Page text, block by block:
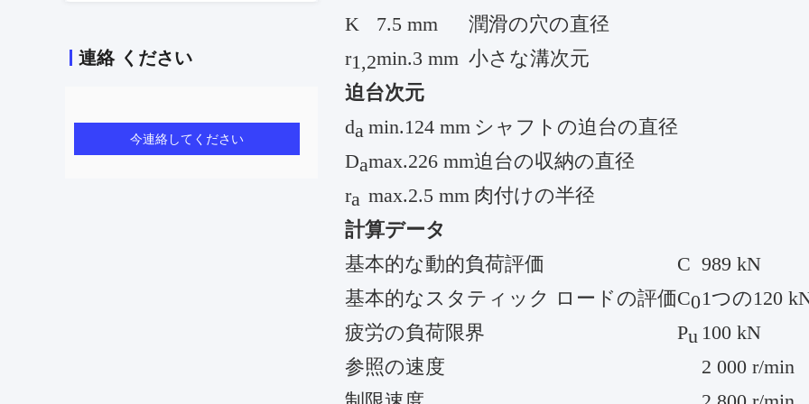
連絡 ください
今連絡してください
K
7.5 mm
潤滑の穴の直径
r1,2min.3 mm 小さな溝次元
迫台次元
da min.124 mm シャフトの迫台の直径
Damax.226 mm迫台の収納の直径
ra max.2.5 mm 肉付けの半径
計算データ
基本的な動的負荷評価
C 989 kN
基本的なスタティック ロードの評価C01つの120
疲労の負荷限界
Pu 100 kN
参照の速度
2 000 r/min